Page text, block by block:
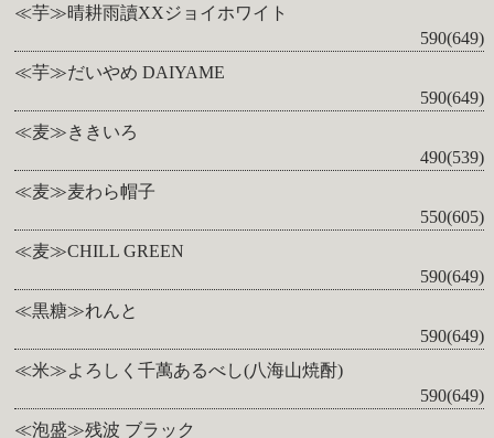
≪芋≫晴耕雨讀XXジョイホワイト
590(649)
≪芋≫だいやめ DAIYAME
590(649)
≪麦≫ききいろ
490(539)
≪麦≫麦わら帽子
550(605)
≪麦≫CHILL GREEN
590(649)
≪黒糖≫れんと
590(649)
≪米≫よろしく千萬あるべし(八海山焼酎)
590(649)
≪泡盛≫残波 ブラック